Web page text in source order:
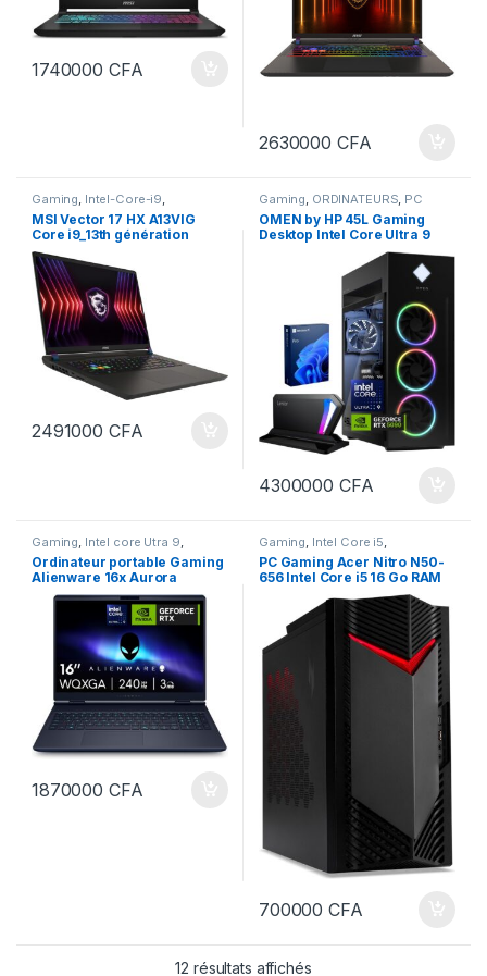
1740000 CFA
2630000 CFA
Gaming, Intel-Core-i9,
ORDINATEURS, PC Portables
MSI Vector 17 HX A13VIG
Core i9_13th génération
13950HX 32Go ram DDR5 1
téra SSD stockage Nvidia
GeForce RTX 4090 de
16Gigas carte graphique 17,3
pouces
2491000 CFA
Gaming, ORDINATEURS, PC
Bureau ,Ultra 9
OMEN by HP 45L Gaming
Desktop Intel Core Ultra 9
285K Ram 128 Go DDR5 4 To
SSD NVIDIA GeForce RTX
5090 32Go Tower AI PC
4300000 CFA
Gaming, Intel core Utra 9,
ORDINATEURS PC Portables
Ordinateur portable Gaming
Alienware 16x Aurora
AC16251-16 pouces WQXGA
240 Hz G-Sync, Intel Core
Ultra 9 275HX série 2, carte
graphique NVIDIA GeForce
RTX 5070, 32 Go de RAM,
SSD de 1 To, clavier AlienFX
Azerty RGB
1870000 CFA
Gaming, Intel Core i5,
ORDINATEURS PC Bureau
PC Gaming Acer Nitro N50-
656 Intel Core i5 16 Go RAM
512 Go Nvidia GeForce RTX
4060 Noir
700000CFA
12 résultats affichés